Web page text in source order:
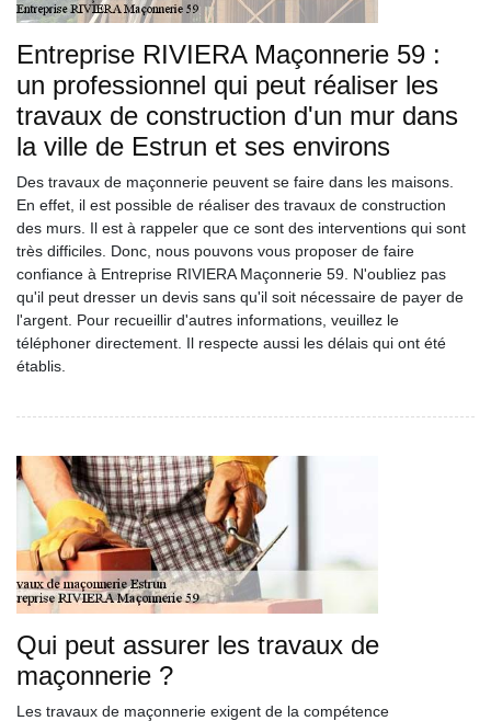
Entreprise RIVIERA Maçonnerie 59 :
un professionnel qui peut réaliser les
travaux de construction d'un mur dans
la ville de Estrun et ses environs
Des travaux de maçonnerie peuvent se faire dans les maisons.
En effet, il est possible de réaliser des travaux de construction
des murs. Il est à rappeler que ce sont des interventions qui sont
très difficiles. Donc, nous pouvons vous proposer de faire
confiance à Entreprise RIVIERA Maçonnerie 59. N'oubliez pas
qu'il peut dresser un devis sans qu'il soit nécessaire de payer de
l'argent. Pour recueillir d'autres informations, veuillez le
téléphoner directement. Il respecte aussi les délais qui ont été
établis.
Qui peut assurer les travaux de
maçonnerie ?
Les travaux de maçonnerie exigent de la compétence